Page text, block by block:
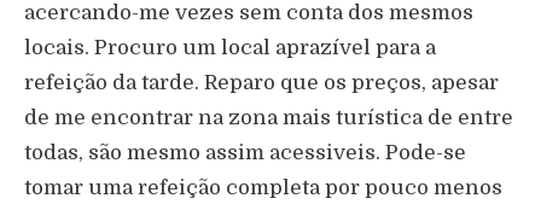
acercando-me vezes sem conta dos mesmos
locais. Procuro um local aprazível para a
refeição da tarde. Reparo que os preços, apesar
de me encontrar na zona mais turística de entre
todas, são mesmo assim acessiveis. Pode-se
tomar uma refeição completa por pouco menos